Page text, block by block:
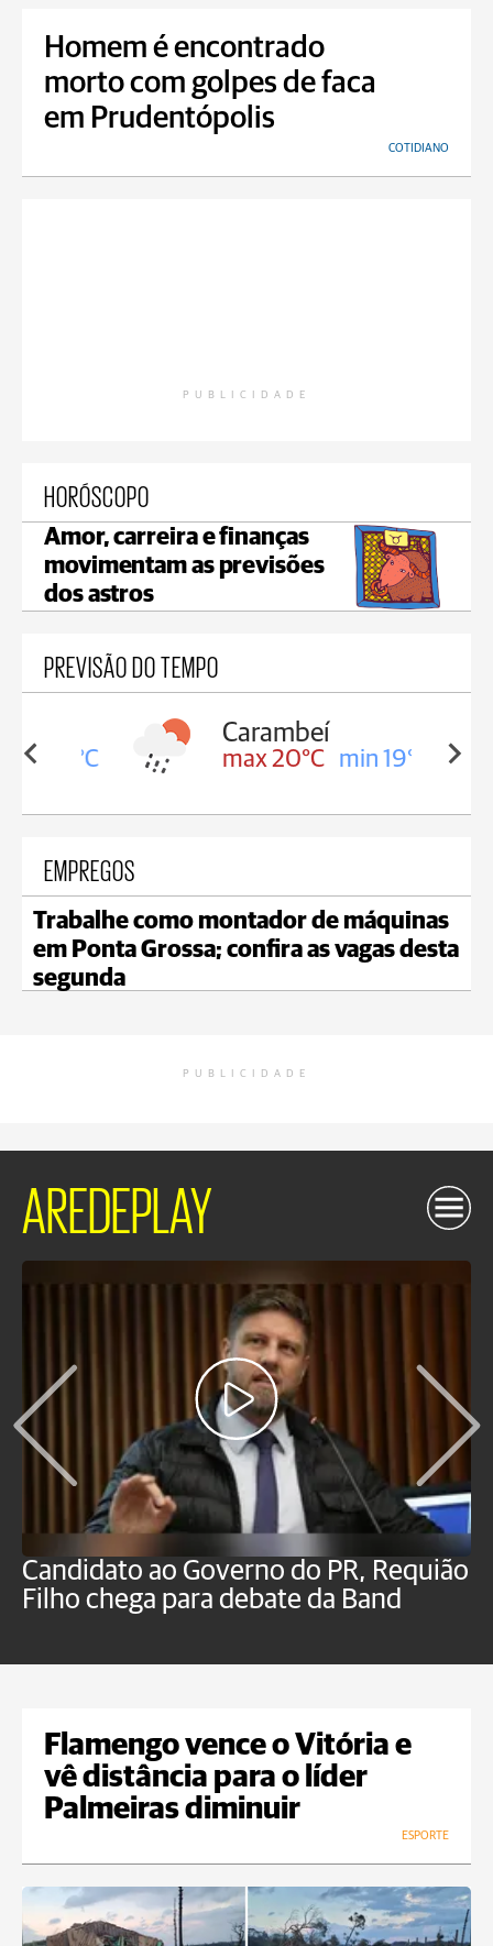
Homem é encontrado
morto com golpes de faca
em Prudentópolis
COTIDIANO
PUBLICIDADE
HORÓSCOPO
Amor, carreira e finanças
movimentam as previsões
dos astros
PREVISÃO DO TEMPO
19°C
Carambeí
max 20°C min 19°C
EMPREGOS
Trabalhe como montador de máquinas
em Ponta Grossa; confira as vagas desta
segunda
PUBLICIDADE
AREDEPLAY
Candidato ao Governo do PR, Requião
Filho chega para debate da Band
Flamengo vence o Vitória e
vê distância para o líder
Palmeiras diminuir
ESPORTE